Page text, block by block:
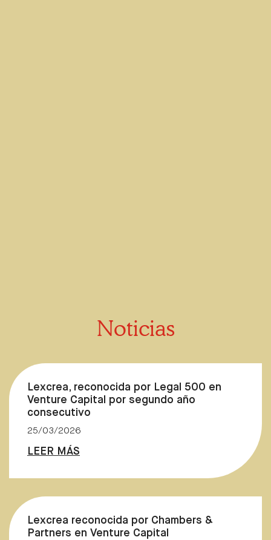
Noticias
Lexcrea, reconocida por Legal 500 en
Venture Capital por segundo año
consecutivo
25/03/2026
LEER MÁS
Lexcrea reconocida por Chambers &
Partners en Venture Capital